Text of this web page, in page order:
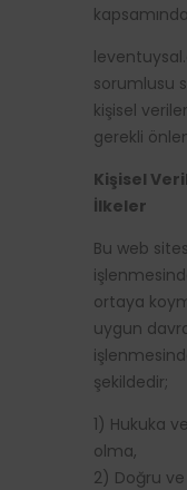
sorumlusu
kişisel
gerekli
Kişisel
İlkeler
Bu web
ortaya
uygun
şekildedir;
1) Hukuka
olma,
2) Doğru